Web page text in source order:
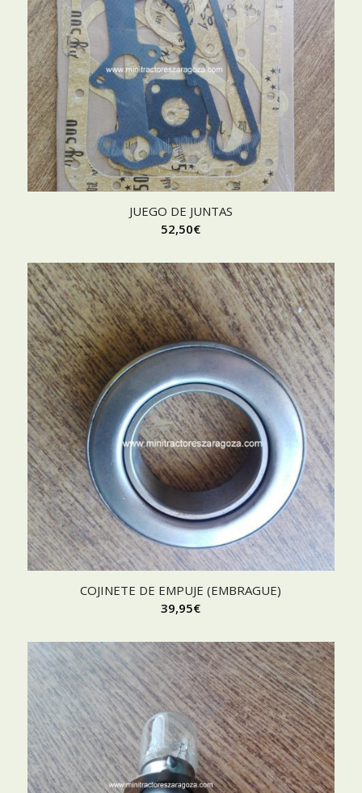
JUEGO DE JUNTAS
52,50€
COJINETE DE EMPUJE (EMBRAGUE)
39,95€